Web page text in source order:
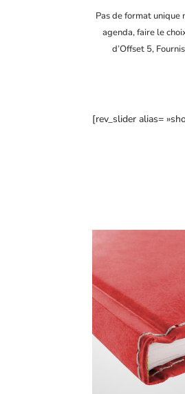
Pas de format unique
agenda, faire le
d’Offset 5,
[rev_slider alias=